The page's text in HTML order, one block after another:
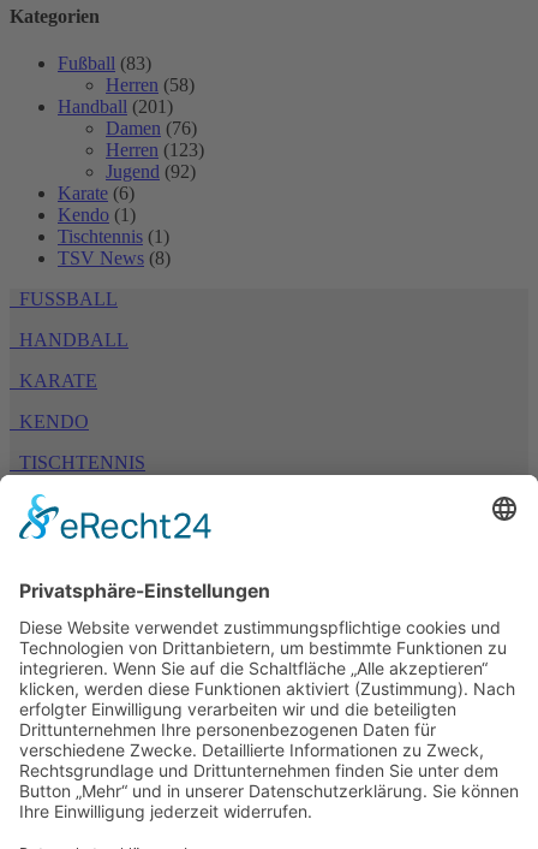
Kategorien
Fußball (83)
Herren (58)
Handball (201)
Damen (76)
Herren (123)
Jugend (92)
Karate (6)
Kendo (1)
Tischtennis (1)
TSV News (8)
FUSSBALL
HANDBALL
KARATE
KENDO
TISCHTENNIS
TURNEN
TSV 1894 Bäumenheim e. V.
Bahnhofstraße 54
86663 Asbach-Bäumenheim
Home
Aktuelles